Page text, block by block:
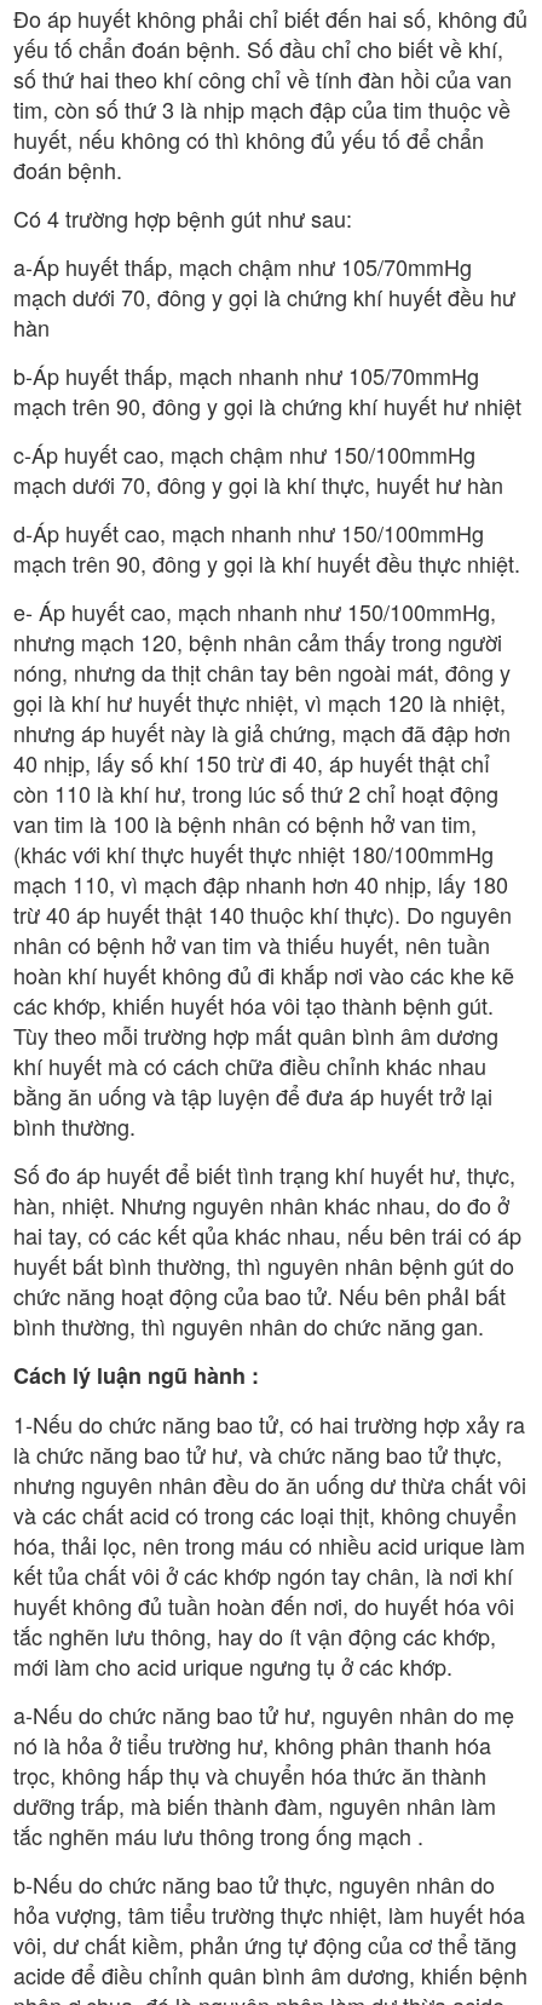
Đo áp huyết không phải chỉ biết đến hai số, không đủ
yếu tố chẩn đoán bệnh. Số đầu chỉ cho biết về khí,
số thứ hai theo khí công chỉ về tính đàn hồi của van
tim, còn số thứ 3 là nhịp mạch đập của tim thuộc về
huyết, nếu không có thì không đủ yếu tố để chẩn
đoán bệnh.
Có 4 trường hợp bệnh gút như sau:
a-Áp huyết thấp, mạch chậm như 105/70mmHg
mạch dưới 70, đông y gọi là chứng khí huyết đều hư
hàn
b-Áp huyết thấp, mạch nhanh như 105/70mmHg
mạch trên 90, đông y gọi là chứng khí huyết hư nhiệt
c-Áp huyết cao, mạch chậm như 150/100mmHg
mạch dưới 70, đông y gọi là khí thực, huyết hư hàn
d-Áp huyết cao, mạch nhanh như 150/100mmHg
mạch trên 90, đông y gọi là khí huyết đều thực nhiệt.
e- Áp huyết cao, mạch nhanh như 150/100mmHg,
nhưng mạch 120, bệnh nhân cảm thấy trong người
nóng, nhưng da thịt chân tay bên ngoài mát, đông y
gọi là khí hư huyết thực nhiệt, vì mạch 120 là nhiệt,
nhưng áp huyết này là giả chứng, mạch đã đập hơn
40 nhịp, lấy số khí 150 trừ đi 40, áp huyết thật chỉ
còn 110 là khí hư, trong lúc số thứ 2 chỉ hoạt động
van tim là 100 là bệnh nhân có bệnh hở van tim,
(khác với khí thực huyết thực nhiệt 180/100mmHg
mạch 110, vì mạch đập nhanh hơn 40 nhịp, lấy 180
trừ 40 áp huyết thật 140 thuộc khí thực). Do nguyên
nhân có bệnh hở van tim và thiếu huyết, nên tuần
hoàn khí huyết không đủ đi khắp nơi vào các khe kẽ
các khớp, khiến huyết hóa vôi tạo thành bệnh gút.
Tùy theo mỗi trường hợp mất quân bình âm dương
khí huyết mà có cách chữa điều chỉnh khác nhau
bằng ăn uống và tập luyện để đưa áp huyết trở lại
bình thường.
Số đo áp huyết để biết tình trạng khí huyết hư, thực,
hàn, nhiệt. Nhưng nguyên nhân khác nhau, do đo ở
hai tay, có các kết qủa khác nhau, nếu bên trái có áp
huyết bất bình thường, thì nguyên nhân bệnh gút do
chức năng hoạt động của bao tử. Nếu bên phảI bất
bình thường, thì nguyên nhân do chức năng gan.
Cách lý luận ngũ hành :
1-Nếu do chức năng bao tử, có hai trường hợp xảy ra
là chức năng bao tử hư, và chức năng bao tử thực,
nhưng nguyên nhân đều do ăn uống dư thừa chất vôi
và các chất acid có trong các loại thịt, không chuyển
hóa, thải lọc, nên trong máu có nhiều acid urique làm
kết tủa chất vôi ở các khớp ngón tay chân, là nơi khí
huyết không đủ tuần hoàn đến nơi, do huyết hóa vôi
tắc nghẽn lưu thông, hay do ít vận động các khớp,
mới làm cho acid urique ngưng tụ ở các khớp.
a-Nếu do chức năng bao tử hư, nguyên nhân do mẹ
nó là hỏa ở tiểu trường hư, không phân thanh hóa
trọc, không hấp thụ và chuyển hóa thức ăn thành
dưỡng trấp, mà biến thành đàm, nguyên nhân làm
tắc nghẽn máu lưu thông trong ống mạch .
b-Nếu do chức năng bao tử thực, nguyên nhân do
hỏa vượng, tâm tiểu trường thực nhiệt, làm huyết hóa
vôi, dư chất kiềm, phản ứng tự động của cơ thể tăng
acide để điều chỉnh quân bình âm dương, khiến bệnh